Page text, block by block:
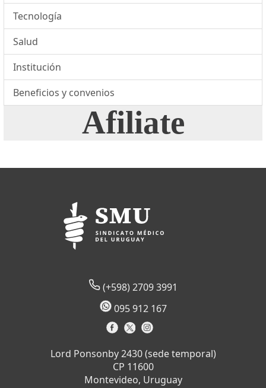
Tecnología
Salud
Institución
Beneficios y convenios
(+598) 2709 3991
095 912 167
Lord Ponsonby 2430 (sede temporal)
CP 11600
Montevideo, Uruguay